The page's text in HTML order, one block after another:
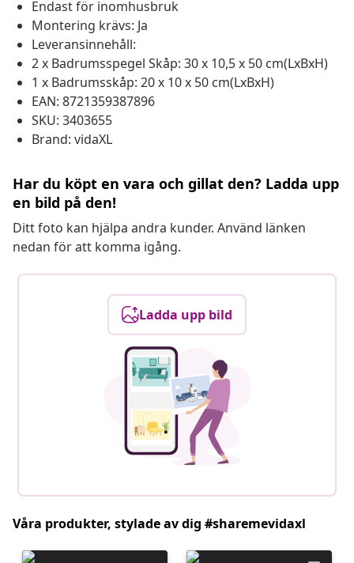
Endast för inomhusbruk
Montering krävs: Ja
Leveransinnehåll:
2 x Badrumsspegel Skåp: 30 x 10,5 x 50 cm(LxBxH)
1 x Badrumsskåp: 20 x 10 x 50 cm(LxBxH)
EAN: 8721359387896
SKU: 3403655
Brand: vidaXL
Har du köpt en vara och gillat den? Ladda upp
en bild på den!
Ditt foto kan hjälpa andra kunder. Använd länken
nedan för att komma igång.
Ladda upp bild
Våra produkter, stylade av dig #sharemevidaxl